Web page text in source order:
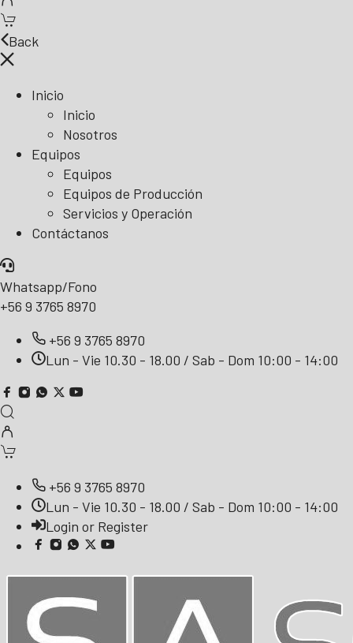
Back
Inicio
Inicio
Nosotros
Equipos
Equipos
Equipos de Producción
Servicios y Operación
Contáctanos
Whatsapp/Fono
+56 9 3765 8970
+56 9 3765 8970
Lun - Vie 10.30 - 18.00 / Sab - Dom 10:00 - 14:00
+56 9 3765 8970
Lun - Vie 10.30 - 18.00 / Sab - Dom 10:00 - 14:00
Login or Register